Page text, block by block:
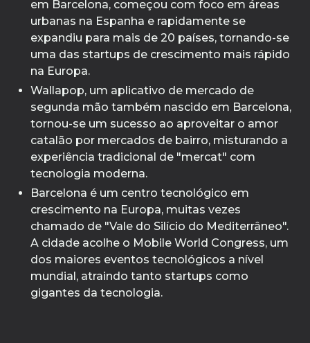
em Barcelona, começou com foco em áreas
urbanas na Espanha e rapidamente se
expandiu para mais de 20 países, tornando-se
uma das startups de crescimento mais rápido
na Europa.
Wallapop, um aplicativo de mercado de
segunda mão também nascido em Barcelona,
tornou-se um sucesso ao aproveitar o amor
catalão por mercados de bairro, misturando a
experiência tradicional de "mercat" com
tecnologia moderna.
Barcelona é um centro tecnológico em
crescimento na Europa, muitas vezes
chamado de "Vale do Silício do Mediterrâneo".
A cidade acolhe o Mobile World Congress, um
dos maiores eventos tecnológicos a nível
mundial, atraindo tanto startups como
gigantes da tecnologia.